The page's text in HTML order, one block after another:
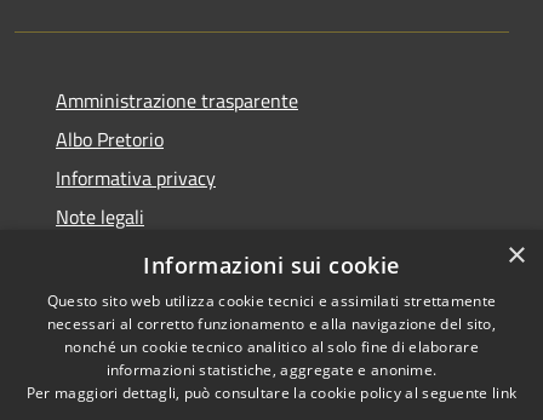
Amministrazione trasparente
Albo Pretorio
Informativa privacy
Note legali
Dichiarazione di accessibilità
Accessibilità
Copyright © 2026 • Comune di
Mussolente • Powered by
×
Informazioni sui cookie
Questo sito web utilizza cookie tecnici e assimilati strettamente
necessari al corretto funzionamento e alla navigazione del sito,
nonché un cookie tecnico analitico al solo fine di elaborare
informazioni statistiche, aggregate e anonime.
Per maggiori dettagli, può consultare la cookie policy al seguente link